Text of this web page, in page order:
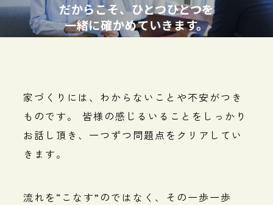
だからこそ、ひとつひとつを
一緒に確かめていきます。
家づくりには、わからないことや不安がつき
ものです。
皆様の感じるいることをしっかり
お話し頂き、一つずつ問題点をクリアしてい
きます。
流れを“こなす”のではなく、その一歩一歩